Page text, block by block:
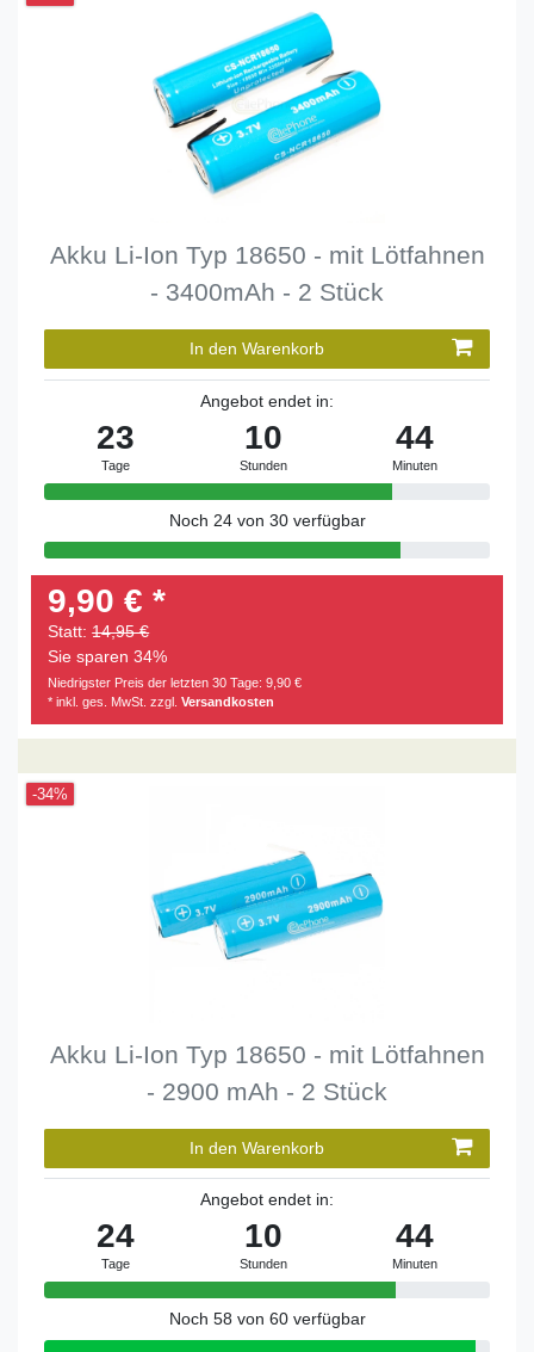
Akku Li-Ion Typ 18650 - mit Lötfahnen
- 3400mAh - 2 Stück
In den Warenkorb
Angebot endet in:
23
Tage
10
Stunden
44
Minuten
Noch 24 von 30 verfügbar
Sie sparen 34%
9,90 € *
Statt:14,95 €
Niedrigster Preis der letzten 30 Tage:9,90 €
* inkl. ges. MwSt. zzgl.Versandkosten
-34%
Akku Li-Ion Typ 18650 - mit Lötfahnen
- 2900 mAh - 2 Stück
In den Warenkorb
Angebot endet in:
24
Tage
10
Stunden
44
Minuten
Noch 58 von 60 verfügbar